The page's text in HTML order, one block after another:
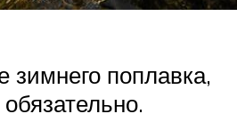
зимнего поплавка,